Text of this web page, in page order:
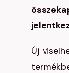
Új